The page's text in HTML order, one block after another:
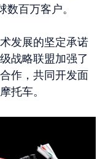
百万客户。
发展的坚定承诺
战略联盟加强了
作，共同开发面
托车。